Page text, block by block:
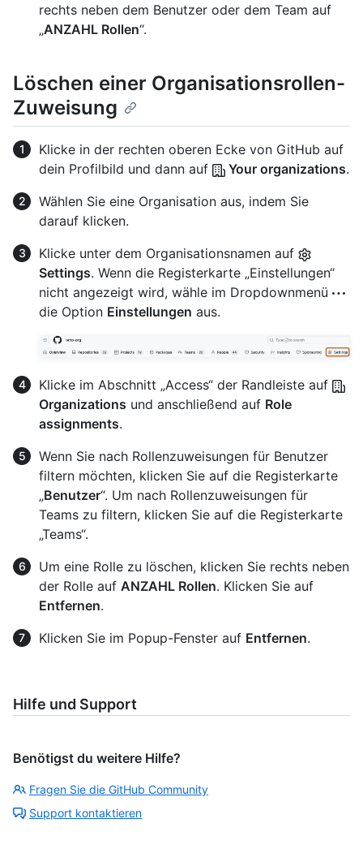
rechts neben dem Benutzer oder dem Team auf
„ANZAHL Rollen“.
Löschen einer Organisationsrollen-
Zuweisung
Klicke in der rechten oberen Ecke von GitHub auf
dein Profilbild und dann auf
Your organizations.
Wählen Sie eine Organisation aus, indem Sie
darauf klicken.
Klicke unter dem Organisationsnamen auf
Settings. Wenn die Registerkarte „Einstellungen“
nicht angezeigt wird, wähle im Dropdownmenü
die Option Einstellungen aus.
Klicke im Abschnitt „Access“ der Randleiste auf
Organizations und anschließend auf Role
assignments.
Wenn Sie nach Rollenzuweisungen für Benutzer
filtern möchten, klicken Sie auf die Registerkarte
„Benutzer“. Um nach Rollenzuweisungen für
Teams zu filtern, klicken Sie auf die Registerkarte
„Teams“.
Um eine Rolle zu löschen, klicken Sie rechts neben
der Rolle auf ANZAHL Rollen. Klicken Sie auf
Entfernen.
Klicken Sie im Popup-Fenster auf Entfernen.
Hilfe und Support
Benötigst du weitere Hilfe?
Fragen Sie die GitHub Community
Support kontaktieren